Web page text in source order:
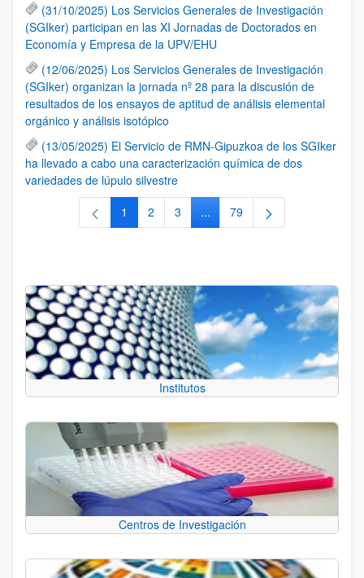
(31/10/2025) Los Servicios Generales de Investigación
(SGIker) participan en las XI Jornadas de Doctorados en
Economía y Empresa de la UPV/EHU
(12/06/2025) Los Servicios Generales de Investigación
(SGIker) organizan la jornada nº 28 para la discusión de
resultados de los ensayos de aptitud de análisis elemental
orgánico y análisis isotópico
(13/05/2025) El Servicio de RMN-Gipuzkoa de los SGIker
ha llevado a cabo una caracterización química de dos
variedades de lúpulo silvestre
Página
1 Página
2 Página
3 ...Páginas intermedias Use TAB
Página
79
Institutos
Centros de Investigación